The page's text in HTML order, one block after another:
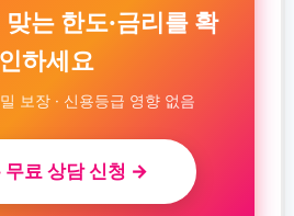
는 한도·금리를 확
인하세요
보장 · 신용등급 영향 없음
무료 상담 신청 →